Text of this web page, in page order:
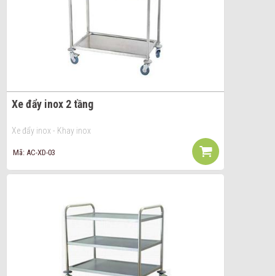
Xe đẩy inox 2 tầng
Xe đẩy inox - Khay inox
Mã: AC-XD-03